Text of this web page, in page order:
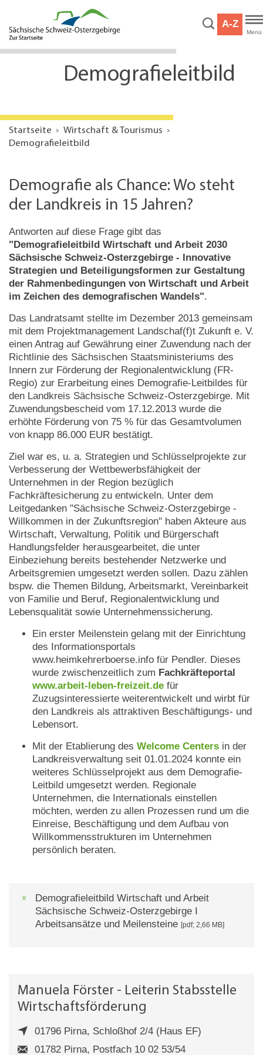
Hauptinhalt
Service
A-Z
Menü
Demografieleitbild
Startseite
Wirtschaft & Tourismus
Demografieleitbild
Demografie als Chance: Wo steht
der Landkreis in 15 Jahren?
Antworten auf diese Frage gibt das
"Demografieleitbild Wirtschaft und Arbeit 2030
Sächsische Schweiz-Osterzgebirge - Innovative
Strategien und Beteiligungsformen zur Gestaltung
der Rahmenbedingungen von Wirtschaft und Arbeit
im Zeichen des demografischen Wandels".
Das Landratsamt stellte im Dezember 2013 gemeinsam
mit dem Projektmanagement Landschaf(f)t Zukunft e. V.
einen Antrag auf Gewährung einer Zuwendung nach der
Richtlinie des Sächsischen Staatsministeriums des
Innern zur Förderung der Regionalentwicklung (FR-
Regio) zur Erarbeitung eines Demografie-Leitbildes für
den Landkreis Sächsische Schweiz-Osterzgebirge. Mit
Zuwendungsbescheid vom 17.12.2013 wurde die
erhöhte Förderung von 75 % für das Gesamtvolumen
von knapp 86.000 EUR bestätigt.
Ziel war es, u. a. Strategien und Schlüsselprojekte zur
Verbesserung der Wettbewerbsfähigkeit der
Unternehmen in der Region bezüglich
Fachkräftesicherung zu entwickeln. Unter dem
Leitgedanken "Sächsische Schweiz-Osterzgebirge -
Willkommen in der Zukunftsregion" haben Akteure aus
Wirtschaft, Verwaltung, Politik und Bürgerschaft
Handlungsfelder herausgearbeitet, die unter
Einbeziehung bereits bestehender Netzwerke und
Arbeitsgremien umgesetzt werden sollen. Dazu zählen
bspw. die Themen Bildung, Arbeitsmarkt, Vereinbarkeit
von Familie und Beruf, Regionalentwicklung und
Lebensqualität sowie Unternehmenssicherung.
Ein erster Meilenstein gelang mit der Einrichtung
des Informationsportals
www.heimkehrerboerse.info für Pendler. Dieses
wurde zwischenzeitlich zum Fachkräfteportal
www.arbeit-leben-freizeit.de für
Zuzugsinteressierte weiterentwickelt und wirbt für
den Landkreis als attraktiven Beschäftigungs- und
Lebensort.
Mit der Etablierung des Welcome Centers in der
Landkreisverwaltung seit 01.01.2024 konnte ein
weiteres Schlüsselprojekt aus dem Demografie-
Leitbild umgesetzt werden. Regionale
Unternehmen, die Internationals einstellen
möchten, werden zu allen Prozessen rund um die
Einreise, Beschäftigung und dem Aufbau von
Willkommensstrukturen im Unternehmen
persönlich beraten.
Demografieleitbild Wirtschaft und Arbeit
Sächsische Schweiz-Osterzgebirge I
Arbeitsansätze und Meilensteine [pdf; 2,66 MB]
Manuela Förster - Leiterin Stabsstelle
Wirtschaftsförderung
01796 Pirna, Schloßhof 2/4 (Haus EF)
01782 Pirna, Postfach 10 02 53/54